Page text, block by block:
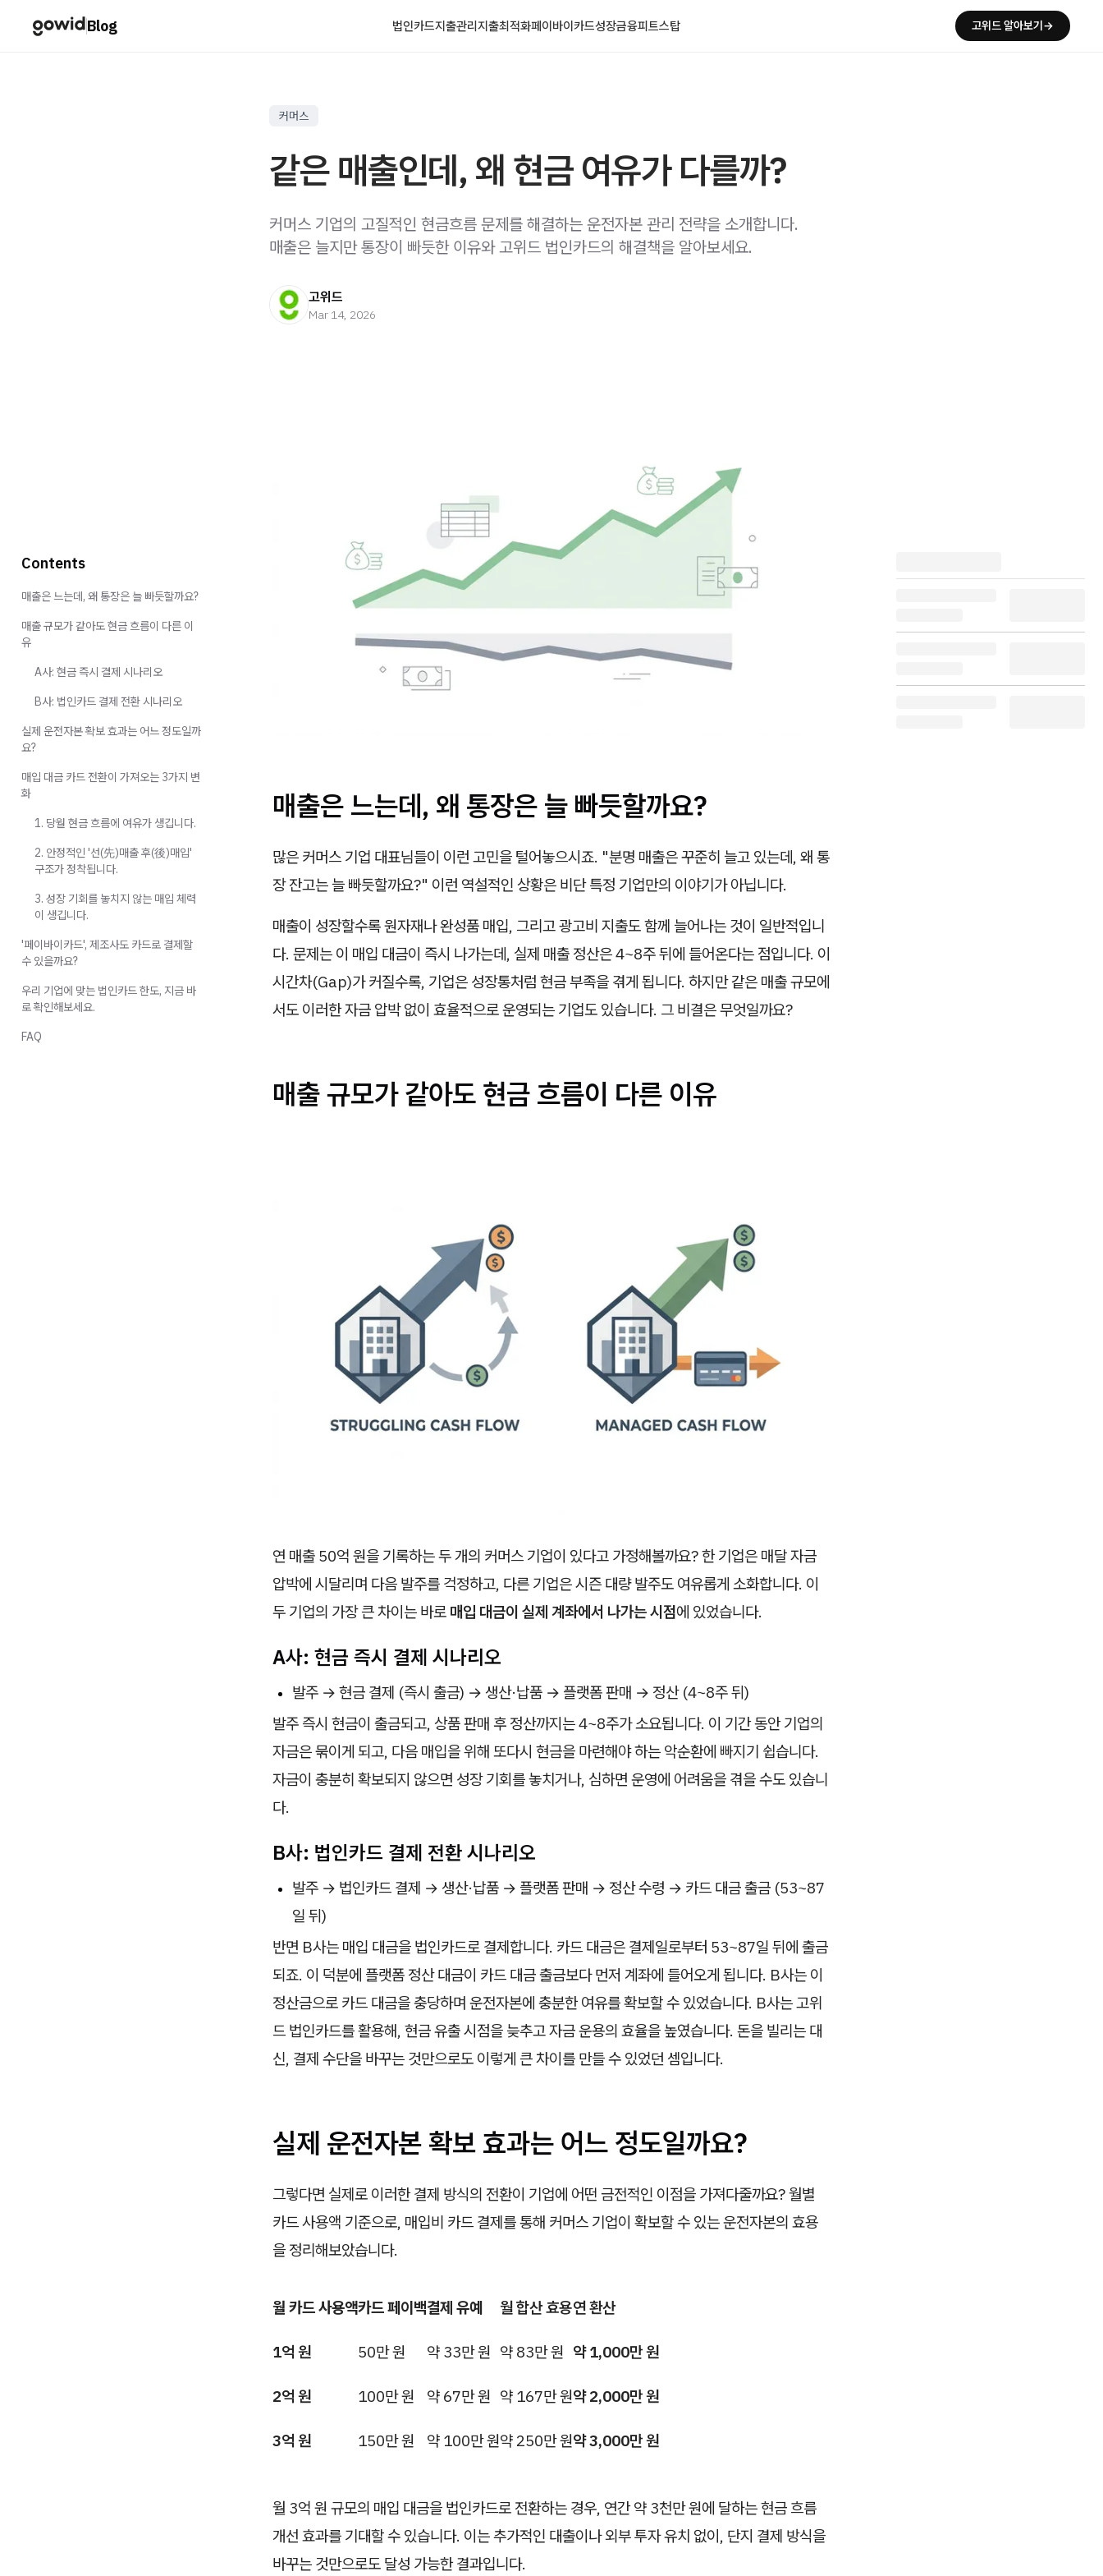
Blog 법인카드지출관리지출최적화페이바이카드성장금융피트스탑 고위드 알아보기→
커머스
같은 매출인데, 왜 현금 여유가 다를까?
커머스 기업의 고질적인 현금흐름 문제를 해결하는 운전자본 관리 전략을 소개합니다.
매출은 늘지만 통장이 빠듯한 이유와 고위드 법인카드의 해결책을 알아보세요.
고위드
Mar 14, 2026
매출은 느는데, 왜 통장은 늘 빠듯할까요?
많은 커머스 기업 대표님들이 이런 고민을 털어놓으시죠. "분명 매출은 꾸준히 늘고 있는데, 왜 통
장 잔고는 늘 빠듯할까요?" 이런 역설적인 상황은 비단 특정 기업만의 이야기가 아닙니다.
매출이 성장할수록 원자재나 완성품 매입, 그리고 광고비 지출도 함께 늘어나는 것이 일반적입니
다. 문제는 이 매입 대금이 즉시 나가는데, 실제 매출 정산은 4~8주 뒤에 들어온다는 점입니다. 이
시간차(Gap)가 커질수록, 기업은 성장통처럼 현금 부족을 겪게 됩니다. 하지만 같은 매출 규모에
서도 이러한 자금 압박 없이 효율적으로 운영되는 기업도 있습니다. 그 비결은 무엇일까요?
매출 규모가 같아도 현금 흐름이 다른 이유
연 매출 50억 원을 기록하는 두 개의 커머스 기업이 있다고 가정해볼까요? 한 기업은 매달 자금
압박에 시달리며 다음 발주를 걱정하고, 다른 기업은 시즌 대량 발주도 여유롭게 소화합니다. 이
두 기업의 가장 큰 차이는 바로 매입 대금이 실제 계좌에서 나가는 시점에 있었습니다.
A사: 현금 즉시 결제 시나리오
발주 → 현금 결제 (즉시 출금) → 생산·납품 → 플랫폼 판매 → 정산 (4~8주 뒤)
발주 즉시 현금이 출금되고, 상품 판매 후 정산까지는 4~8주가 소요됩니다. 이 기간 동안 기업의
자금은 묶이게 되고, 다음 매입을 위해 또다시 현금을 마련해야 하는 악순환에 빠지기 쉽습니다.
자금이 충분히 확보되지 않으면 성장 기회를 놓치거나, 심하면 운영에 어려움을 겪을 수도 있습니
다.
B사: 법인카드 결제 전환 시나리오
발주 → 법인카드 결제 → 생산·납품 → 플랫폼 판매 → 정산 수령 → 카드 대금 출금 (53~87
일 뒤)
반면 B사는 매입 대금을 법인카드로 결제합니다. 카드 대금은 결제일로부터 53~87일 뒤에 출금
되죠. 이 덕분에 플랫폼 정산 대금이 카드 대금 출금보다 먼저 계좌에 들어오게 됩니다. B사는 이
정산금으로 카드 대금을 충당하며 운전자본에 충분한 여유를 확보할 수 있었습니다. B사는 고위
드 법인카드를 활용해, 현금 유출 시점을 늦추고 자금 운용의 효율을 높였습니다. 돈을 빌리는 대
신, 결제 수단을 바꾸는 것만으로도 이렇게 큰 차이를 만들 수 있었던 셈입니다.
실제 운전자본 확보 효과는 어느 정도일까요?
그렇다면 실제로 이러한 결제 방식의 전환이 기업에 어떤 금전적인 이점을 가져다줄까요? 월별
카드 사용액 기준으로, 매입비 카드 결제를 통해 커머스 기업이 확보할 수 있는 운전자본의 효용
을 정리해보았습니다.
월 카드 사용액카드 페이백결제 유예 월 합산 효용연 환산
1억 원 50만 원 약 33만 원 약 83만 원 약 1,000만 원
2억 원 100만 원 약 67만 원 약 167만 원약 2,000만 원
3억 원 150만 원 약 100만 원약 250만 원약 3,000만 원
월 3억 원 규모의 매입 대금을 법인카드로 전환하는 경우, 연간 약 3천만 원에 달하는 현금 흐름
개선 효과를 기대할 수 있습니다. 이는 추가적인 대출이나 외부 투자 유치 없이, 단지 결제 방식을
바꾸는 것만으로도 달성 가능한 결과입니다.
Contents
매출은 느는데, 왜 통장은 늘 빠듯할까요?
매출 규모가 같아도 현금 흐름이 다른 이
유
A사: 현금 즉시 결제 시나리오
B사: 법인카드 결제 전환 시나리오
실제 운전자본 확보 효과는 어느 정도일까
요?
매입 대금 카드 전환이 가져오는 3가지 변
화
1. 당월 현금 흐름에 여유가 생깁니다.
2. 안정적인 '선(先)매출 후(後)매입'
구조가 정착됩니다.
3. 성장 기회를 놓치지 않는 매입 체력
이 생깁니다.
'페이바이카드', 제조사도 카드로 결제할
수 있을까요?
우리 기업에 맞는 법인카드 한도, 지금 바
로 확인해보세요.
FAQ